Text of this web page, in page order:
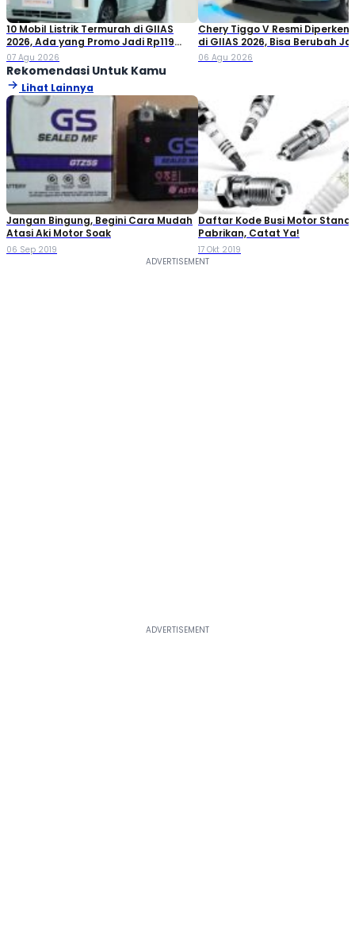
10 Mobil Listrik Termurah di GIIAS
2026, Ada yang Promo Jadi Rp119
Jutaan!
07 Agu 2026
Chery Tiggo V Resmi
di GIIAS 2026, Bisa Berubah
Double Cabin
06 Agu 2026
Rekomendasi Untuk Kamu
Lihat Lainnya
Jangan Bingung, Begini Cara Mudah
Atasi Aki Motor Soak
06 Sep 2019
Daftar Kode Busi Motor
Pabrikan, Catat Ya!
17 Okt 2019